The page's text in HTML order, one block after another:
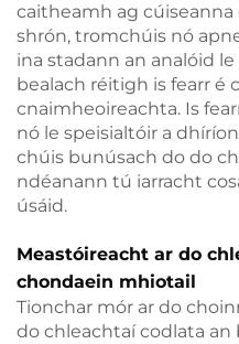
caitheamh ag cúiseanna
shrón, tromchúis nó
ina stadann an analóid
bealach réitigh is fearr é
cnaimheoireachta. Is
nó le speisialtóir a
chúis bunúsach do do
ndéanann tú iarracht
úsáid.
Meastóireacht ar do
chondaein mhiotail
Tionchar mór ar do
do chleachtaí codlata